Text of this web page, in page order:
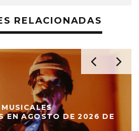
RELACIONADAS
81 HABITA LAS
CORRESPONDIDO, CON